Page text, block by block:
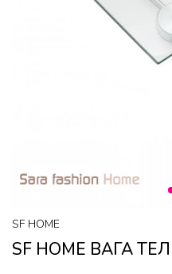
SF HOME
SF HOME ВАГА